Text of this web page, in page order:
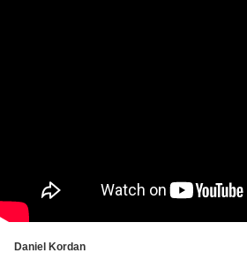
Daniel Kordan